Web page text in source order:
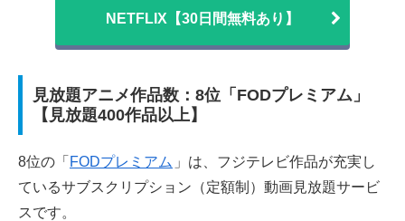
NETFLIX【30日間無料あり】
見放題アニメ作品数：8位「FODプレミアム」
【見放題400作品以上】
8位の「 FODプレミアム 」は、フジテレビ作品が充実し
ているサブスクリプション（定額制）動画見放題サービ
スです。